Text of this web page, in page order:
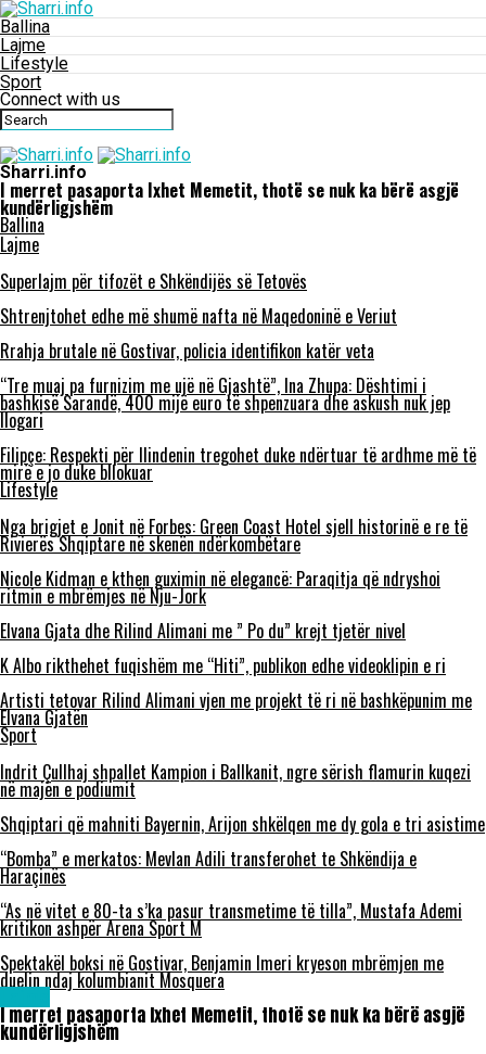
Ballina
Lajme
Lifestyle
Sport
Connect with us
Sharri.info
I merret pasaporta Ixhet Memetit, thotë se nuk ka bërë asgjë
kundërligjshëm
Ballina
Lajme
Superlajm për tifozët e Shkëndijës së Tetovës
Shtrenjtohet edhe më shumë nafta në Maqedoninë e Veriut
Rrahja brutale në Gostivar, policia identifikon katër veta
“Tre muaj pa furnizim me ujë në Gjashtë”, Ina Zhupa: Dështimi i
bashkisë Sarandë, 400 mijë euro të shpenzuara dhe askush nuk jep
llogari
Filipçe: Respekti për Ilindenin tregohet duke ndërtuar të ardhme më të
mirë e jo duke bllokuar
Lifestyle
Nga brigjet e Jonit në Forbes: Green Coast Hotel sjell historinë e re të
Rivierës Shqiptare në skenën ndërkombëtare
Nicole Kidman e kthen guximin në elegancë: Paraqitja që ndryshoi
ritmin e mbrëmjes në Nju-Jork
Elvana Gjata dhe Rilind Alimani me ” Po du” krejt tjetër nivel
K Albo rikthehet fuqishëm me “Hiti”, publikon edhe videoklipin e ri
Artisti tetovar Rilind Alimani vjen me projekt të ri në bashkëpunim me
Elvana Gjatën
Sport
Indrit Çullhaj shpallet Kampion i Ballkanit, ngre sërish flamurin kuqezi
në majën e podiumit
Shqiptari që mahniti Bayernin, Arijon shkëlqen me dy gola e tri asistime
“Bomba” e merkatos: Mevlan Adili transferohet te Shkëndija e
Haraçinës
“As në vitet e 80-ta s’ka pasur transmetime të tilla”, Mustafa Ademi
kritikon ashpër Arena Sport M
Spektakël boksi në Gostivar, Benjamin Imeri kryeson mbrëmjen me
duelin ndaj kolumbianit Mosquera
I merret pasaporta Ixhet Memetit, thotë se nuk ka bërë asgjë
kundërligjshëm